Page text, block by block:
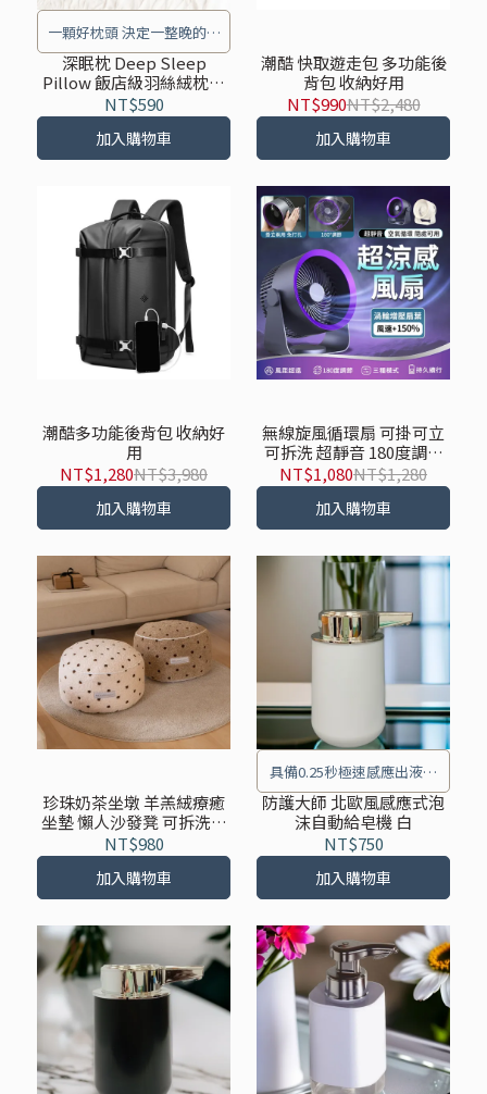
一顆好枕頭 決定一整晚的好
夢
深眠枕 Deep Sleep
Pillow 飯店級羽絲絨枕頭
中低枕護頸 純棉透氣可水
洗枕
NT$590
加入購物車
潮酷 快取遊走包 多功能後
背包 收納好用
NT$990NT$2,480
加入購物車
潮酷多功能後背包 收納好
用
NT$1,280NT$3,980
加入購物車
無線旋風循環扇 可掛可立
可拆洗 超靜音 180度調節
空氣循環 CF01-M55GY
NT$1,080NT$1,280
加入購物車
珍珠奶茶坐墩 羊羔絨療癒
坐墊 懶人沙發凳 可拆洗腳
踏墊
NT$980
加入購物車
具備0.25秒極速感應出液、
IPX5防水功能、6個月超長續
航等特點
防護大師 北歐風感應式泡
沫自動給皂機 白
NT$750
加入購物車